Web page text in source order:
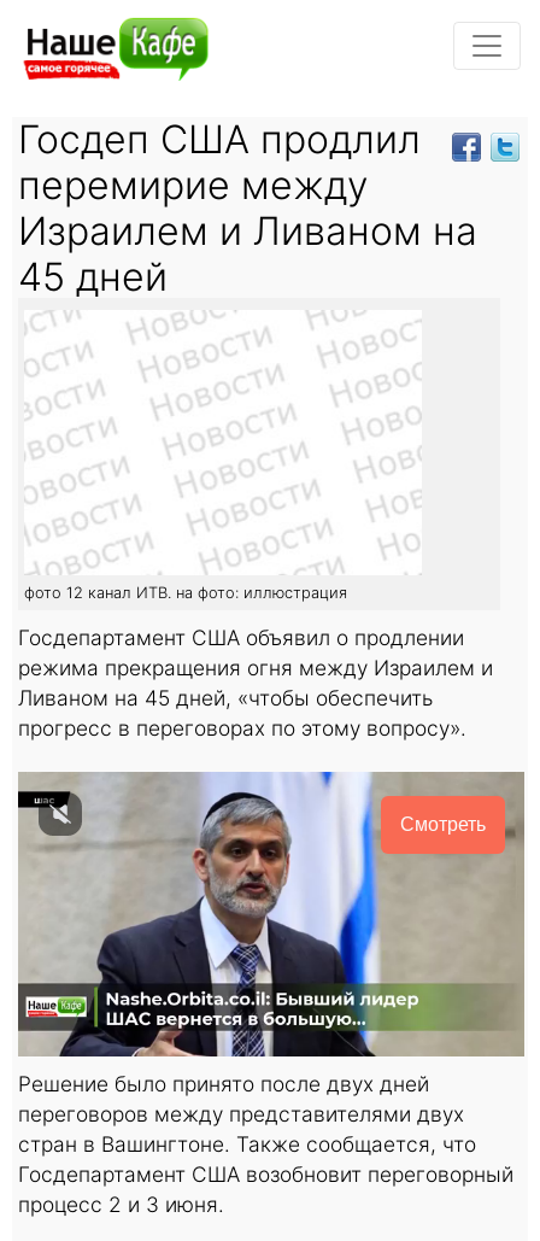
Госдеп США продлил
перемирие между
Израилем и Ливаном на
45 дней
фото 12 канал ИТВ. на фото: иллюстрация
Госдепартамент США объявил о продлении
режима прекращения огня между Израилем и
Ливаном на 45 дней, «чтобы обеспечить
прогресс в переговорах по этому вопросу».
Смотреть
Решение было принято после двух дней
переговоров между представителями двух
стран в Вашингтоне. Также сообщается, что
Госдепартамент США возобновит переговорный
процесс 2 и 3 июня.